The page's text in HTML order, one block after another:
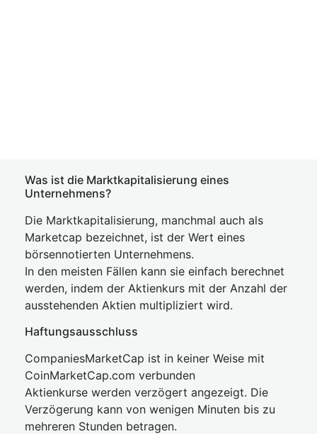
Was ist die Marktkapitalisierung eines
Unternehmens?
Die Marktkapitalisierung, manchmal auch als
Marketcap bezeichnet, ist der Wert eines
börsennotierten Unternehmens.
In den meisten Fällen kann sie einfach berechnet
werden, indem der Aktienkurs mit der Anzahl der
ausstehenden Aktien multipliziert wird.
Haftungsausschluss
CompaniesMarketCap ist in keiner Weise mit
CoinMarketCap.com verbunden
Aktienkurse werden verzögert angezeigt. Die
Verzögerung kann von wenigen Minuten bis zu
mehreren Stunden betragen.